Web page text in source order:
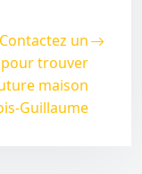
Contactez un
trouver
maison
Guillaume